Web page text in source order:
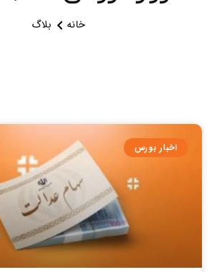
خانه بلاگ
اخبار بورس